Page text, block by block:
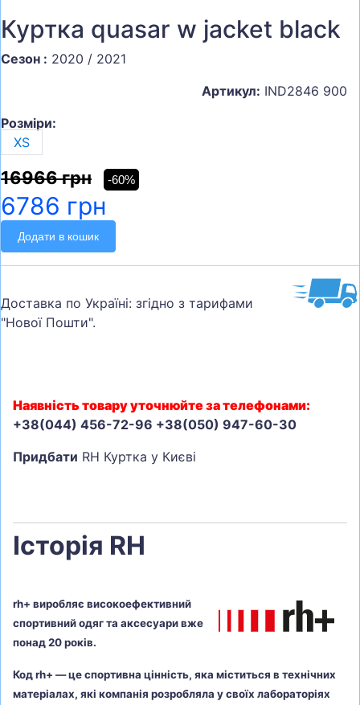
Куртка quasar w jacket black
Сезон : 2020 / 2021
Артикул: IND2846 900
Розміри:
XS
16966 грн -60%
6786 грн
Додати в кошик
Доставка по Україні: згідно з тарифами
"Нової Пошти".
Наявність товару уточнюйте за телефонами:
+38(044) 456-72-96 +38(050) 947-60-30
Придбати RH Куртка у Києві
Історія RH
rh+ виробляє високоефективний
спортивний одяг та аксесуари вже
понад 20 років.
Код rh+ — це спортивна цінність, яка міститься в технічних
матеріалах, які компанія розробляла у своїх лабораторіях